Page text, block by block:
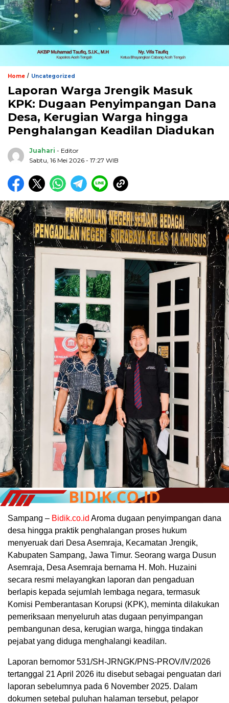
Home / Uncategorized
Laporan Warga Jrengik Masuk
KPK: Dugaan Penyimpangan Dana
Desa, Kerugian Warga hingga
Penghalangan Keadilan Diadukan
Juahari - Editor
Sabtu, 16 Mei 2026 - 17:27 WIB
Sampang – Bidik.co.id Aroma dugaan penyimpangan dana
desa hingga praktik penghalangan proses hukum
menyeruak dari Desa Asemraja, Kecamatan Jrengik,
Kabupaten Sampang, Jawa Timur. Seorang warga Dusun
Asemraja, Desa Asemraja bernama H. Moh. Huzaini
secara resmi melayangkan laporan dan pengaduan
berlapis kepada sejumlah lembaga negara, termasuk
Komisi Pemberantasan Korupsi (KPK), meminta dilakukan
pemeriksaan menyeluruh atas dugaan penyimpangan
pembangunan desa, kerugian warga, hingga tindakan
pejabat yang diduga menghalangi keadilan.
Laporan bernomor 531/SH-JRNGK/PNS-PROV/IV/2026
tertanggal 21 April 2026 itu disebut sebagai penguatan dari
laporan sebelumnya pada 6 November 2025. Dalam
dokumen setebal puluhan halaman tersebut, pelapor